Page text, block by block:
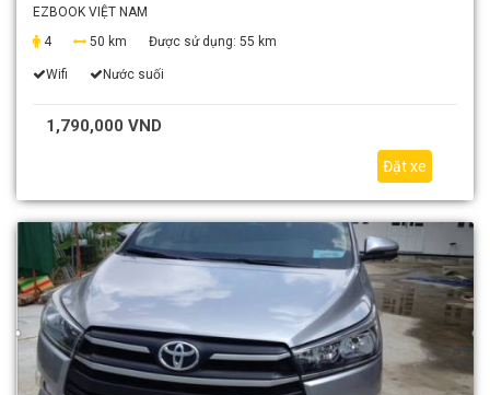
EZBOOK VIỆT NAM
4
50 km Được sử dụng: 55 km
Wifi Nước suối
1,790,000 VND
Đặt xe